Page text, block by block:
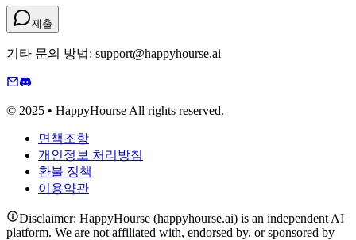
제출
기타 문의 방법: support@happyhourse.ai
© 2025 • HappyHourse All rights reserved.
면책조항
개인정보 처리방침
환불 정책
이용약관
Disclaimer: HappyHourse (happyhourse.ai) is an independent AI
platform. We are not affiliated with, endorsed by, or sponsored by